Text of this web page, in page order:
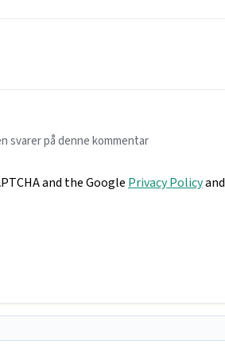
svarer på denne kommentar
and the Google Privacy Policyand